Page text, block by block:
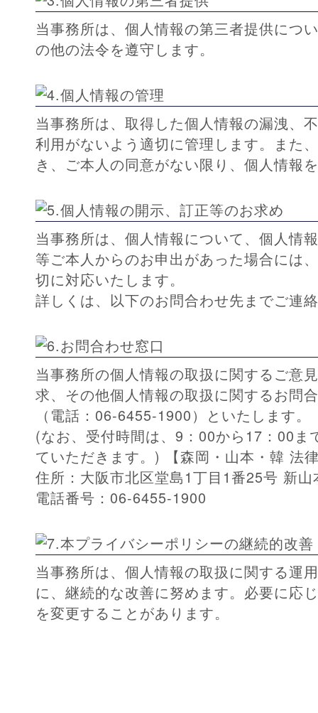
当事務所は、個人情報の第三者提供につ
の他の法令を遵守します。
当事務所は、取得した個人情報の漏洩、
利用がないよう適切に管理します。また
き、ご本人の同意がない限り、個人情報
当事務所は、個人情報について、個人情
等ご本人からのお申出があった場合には
切に対応いたします。
詳しくは、以下のお問合わせ先までご連
当事務所の個人情報の取扱に関するご意
求、その他個人情報の取扱に関するお問
（電話：06-6455-1900）といたします。
(なお、受付時間は、9：00から17：00ま
ていただきます。)
【森岡・山本・韓 法
住所：大阪市北区堂島1丁目1番25号 新山
電話番号：06-6455-1900
当事務所は、個人情報の取扱に関する運
に、継続的な改善に努めます。必要に応
を変更することがあります。